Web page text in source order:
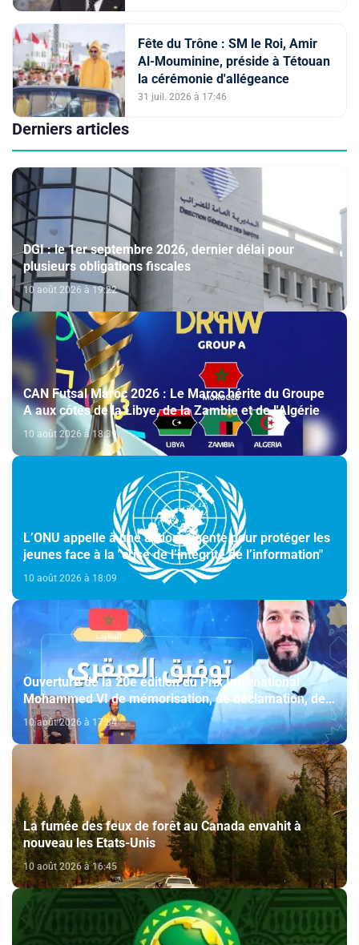
Fête du Trône : SM le Roi, Amir
Al-Mouminine, préside à Tétouan
la cérémonie d'allégeance
31 juil. 2026 à 17:46
Derniers articles
DGI : le 1er septembre 2026, dernier délai pour
plusieurs obligations fiscales
10 août 2026 à 19:22
CAN Futsal Maroc 2026 : Le Maroc hérite du Groupe
A aux côtés de la Libye, de la Zambie et de l'Algérie
10 août 2026 à 18:39
L’ONU appelle à une action urgente pour protéger les
jeunes face à la "crise de l’intégrité de l’information"
10 août 2026 à 18:09
Ouverture de la 20e édition du Prix International
Mohammed VI de mémorisation, de déclamation, de
psalmodie et d'exégèse du Saint Coran
10 août 2026 à 17:34
La fumée des feux de forêt au Canada envahit à
nouveau les Etats-Unis
10 août 2026 à 16:45